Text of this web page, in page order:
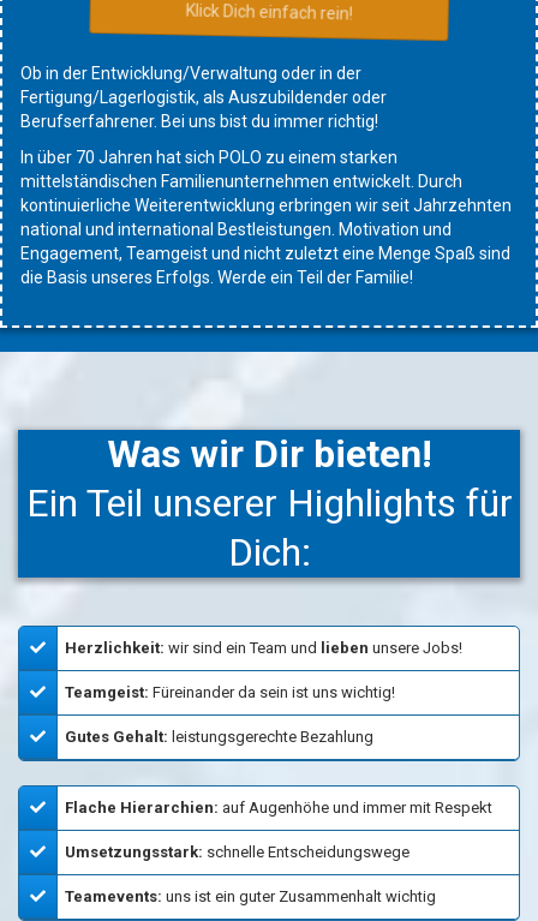
Klick Dich einfach rein!
Ob in der Entwicklung/Verwaltung oder in der
Fertigung/Lagerlogistik, als Auszubildender oder
Berufserfahrener. Bei uns bist du immer richtig!
In über 70 Jahren hat sich POLO zu einem starken
mittelständischen Familienunternehmen entwickelt. Durch
kontinuierliche Weiterentwicklung erbringen wir seit Jahrzehnten
national und international Bestleistungen. Motivation und
Engagement, Teamgeist und nicht zuletzt eine Menge Spaß sind
die Basis unseres Erfolgs. Werde ein Teil der Familie!
Was wir Dir bieten!
Ein Teil unserer Highlights für
Dich:
Herzlichkeit: wir sind ein Team und lieben unsere Jobs!
Teamgeist: Füreinander da sein ist uns wichtig!
Gutes Gehalt: leistungsgerechte Bezahlung
Flache Hierarchien: auf Augenhöhe und immer mit Respekt
Umsetzungsstark: schnelle Entscheidungswege
Teamevents: uns ist ein guter Zusammenhalt wichtig